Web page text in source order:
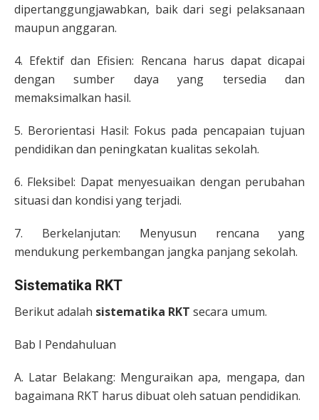
dipertanggungjawabkan, baik dari segi pelaksanaan
maupun anggaran.
4. Efektif dan Efisien: Rencana harus dapat dicapai
dengan sumber daya yang tersedia dan
memaksimalkan hasil.
5. Berorientasi Hasil: Fokus pada pencapaian tujuan
pendidikan dan peningkatan kualitas sekolah.
6. Fleksibel: Dapat menyesuaikan dengan perubahan
situasi dan kondisi yang terjadi.
7. Berkelanjutan: Menyusun rencana yang
mendukung perkembangan jangka panjang sekolah.
Sistematika RKT
Berikut adalah sistematika RKT secara umum.
Bab I Pendahuluan
A. Latar Belakang: Menguraikan apa, mengapa, dan
bagaimana RKT harus dibuat oleh satuan pendidikan.